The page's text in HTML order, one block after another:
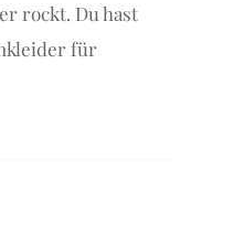
rockt. Du hast
für